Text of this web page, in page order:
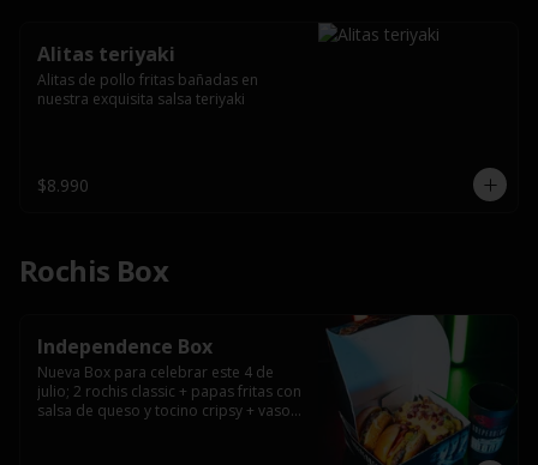
Alitas teriyaki
Alitas de pollo fritas bañadas en
nuestra exquisita salsa teriyaki
$8.990
Rochis Box
Independence Box
Nueva Box para celebrar este 4 de
julio; 2 rochis classic + papas fritas con
salsa de queso y tocino cripsy + vaso